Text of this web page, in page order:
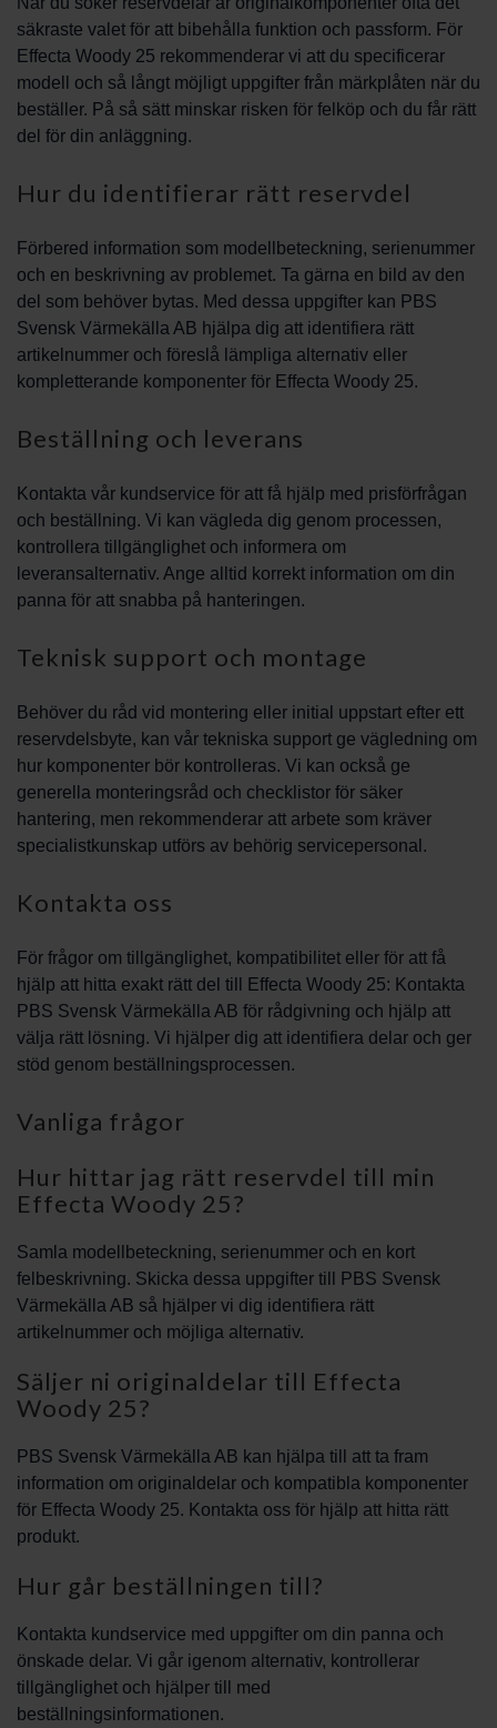
säkraste valet för att bibehålla funktion och passform. För
Effecta Woody 25 rekommenderar vi att du specificerar
modell och så långt möjligt uppgifter från märkplåten när du
beställer. På så sätt minskar risken för felköp och du får rätt
del för din anläggning.
Hur du identifierar rätt reservdel
Förbered information som modellbeteckning, serienummer
och en beskrivning av problemet. Ta gärna en bild av den
del som behöver bytas. Med dessa uppgifter kan PBS
Svensk Värmekälla AB hjälpa dig att identifiera rätt
artikelnummer och föreslå lämpliga alternativ eller
kompletterande komponenter för Effecta Woody 25.
Beställning och leverans
Kontakta vår kundservice för att få hjälp med prisförfrågan
och beställning. Vi kan vägleda dig genom processen,
kontrollera tillgänglighet och informera om
leveransalternativ. Ange alltid korrekt information om din
panna för att snabba på hanteringen.
Teknisk support och montage
Behöver du råd vid montering eller initial uppstart efter ett
reservdelsbyte, kan vår tekniska support ge vägledning om
hur komponenter bör kontrolleras. Vi kan också ge
generella monteringsråd och checklistor för säker
hantering, men rekommenderar att arbete som kräver
specialistkunskap utförs av behörig servicepersonal.
Kontakta oss
För frågor om tillgänglighet, kompatibilitet eller för att få
hjälp att hitta exakt rätt del till Effecta Woody 25: Kontakta
PBS Svensk Värmekälla AB för rådgivning och hjälp att
välja rätt lösning. Vi hjälper dig att identifiera delar och ger
stöd genom beställningsprocessen.
Vanliga frågor
Hur hittar jag rätt reservdel till min
Effecta Woody 25?
Samla modellbeteckning, serienummer och en kort
felbeskrivning. Skicka dessa uppgifter till PBS Svensk
Värmekälla AB så hjälper vi dig identifiera rätt
artikelnummer och möjliga alternativ.
Säljer ni originaldelar till Effecta
Woody 25?
PBS Svensk Värmekälla AB kan hjälpa till att ta fram
information om originaldelar och kompatibla komponenter
för Effecta Woody 25. Kontakta oss för hjälp att hitta rätt
produkt.
Hur går beställningen till?
Kontakta kundservice med uppgifter om din panna och
önskade delar. Vi går igenom alternativ, kontrollerar
tillgänglighet och hjälper till med
beställningsinformationen.